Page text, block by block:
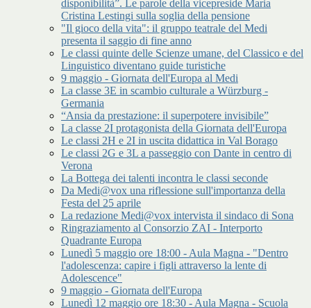
disponibilità”. Le parole della vicepreside Maria
Cristina Lestingi sulla soglia della pensione
"Il gioco della vita": il gruppo teatrale del Medi
presenta il saggio di fine anno
Le classi quinte delle Scienze umane, del Classico e del
Linguistico diventano guide turistiche
9 maggio - Giornata dell'Europa al Medi
La classe 3E in scambio culturale a Würzburg -
Germania
“Ansia da prestazione: il superpotere invisibile”
La classe 2I protagonista della Giornata dell'Europa
Le classi 2H e 2I in uscita didattica in Val Borago
Le classi 2G e 3L a passeggio con Dante in centro di
Verona
La Bottega dei talenti incontra le classi seconde
Da Medi@vox una riflessione sull'importanza della
Festa del 25 aprile
La redazione Medi@vox intervista il sindaco di Sona
Ringraziamento al Consorzio ZAI - Interporto
Quadrante Europa
Lunedì 5 maggio ore 18:00 - Aula Magna - "Dentro
l'adolescenza: capire i figli attraverso la lente di
Adolescence"
9 maggio - Giornata dell'Europa
Lunedì 12 maggio ore 18:30 - Aula Magna - Scuola